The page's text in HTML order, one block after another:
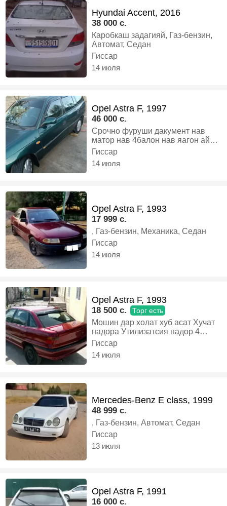
Hyundai Accent, 2016
38 000 c.
Каробкаш задагияй, Газ-бензин,
Автомат, Седан
Гиссар
14 июля
Opel Astra F, 1997
46 000 c.
Срочно фуруши дакумент нав
матор нав 4балон нав яагон айб
надора харидори канкредни занг
зан, Газ, Механика, Универсал
Гиссар
14 июля
Opel Astra F, 1993
17 999 c.
, Газ-бензин, Механика, Седан
Гиссар
14 июля
Opel Astra F, 1993
18 500 c. Торг есть
Мошин дар холат хуб асат Хучат
надора Утилизатсия надор 4
балон нав Алиш мешава, Газ-
бензин, Механика, Седан
Гиссар
14 июля
Mercedes-Benz E class, 1999
48 999 c.
, Газ-бензин, Автомат, Седан
Гиссар
13 июля
Opel Astra F, 1991
16 000 c.